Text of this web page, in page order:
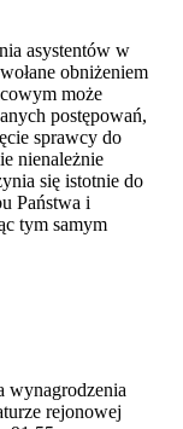
asystentów w
obniżeniem
może
postępowań,
sprawcy do
nienależnie
się istotnie do
Państwa i
tym samym
wynagrodzenia
rejonowej